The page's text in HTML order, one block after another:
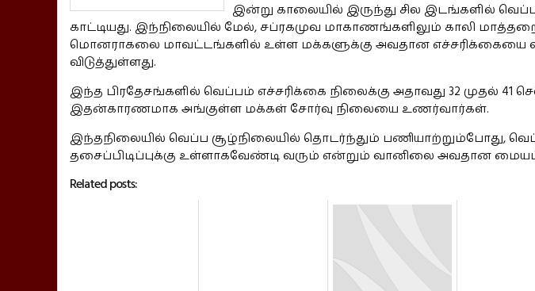
இன்று காலையில் இருந்து சில இடங்களில்
காட்டியது. இந்நிலையில் மேல், சப்ரகமுவ மாகாணங்களிலும் காலி
மொனராகலை மாவட்டங்களில் உள்ள மக்களுக்கு அவதான
விடுத்துள்ளது.
இந்த பிரதேசங்களில் வெப்பம் எச்சரிக்கை நிலைக்கு அதாவது 32 முதல் 41
இதன்காரணமாக அங்குள்ள மக்கள் சோர்வு நிலையை உணர்வார்கள்.
இந்தநிலையில் வெப்ப சூழ்நிலையில் தொடர்ந்தும் பணியாற்றும்போது,
தசைப்பிடிப்புக்கு உள்ளாகவேண்டி வரும் என்றும் வானிலை அவதான மையம்
Related posts: